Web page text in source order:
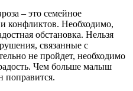
– это семейное
и конфликтов. Необходимо,
обстановка. Нельзя
связанные с
не пройдет, необходимо
Чем больше малыш
поправится.